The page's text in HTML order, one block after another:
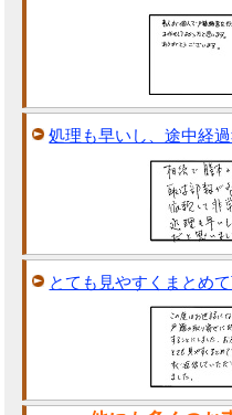
処理も早いし、途中経
とても見やすくまとめ